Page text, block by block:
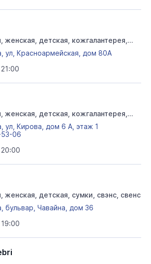
женская, детская, кожгалантерея,
ул, Красноармейская, дом 80А
женская, детская, кожгалантерея,
ул, Кирова, дом 6 А, этаж 1
06
женская, детская, сумки, свэнс, свенс
бульвар, Чавайна, дом 36